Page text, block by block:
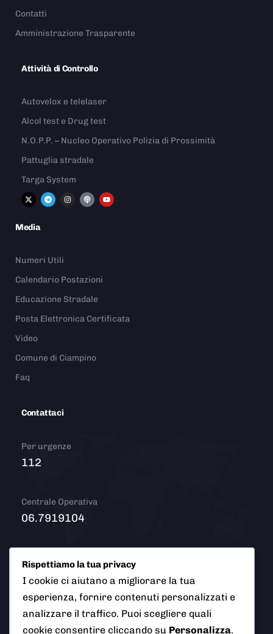
Contatti
Amministrazione Trasparente
Attività di Controllo
Autovelox e telelaser
Alcol test e Drug test
N.O.P.P. – Nucleo Operativo Polizia di Prossimità
Pattuglia stradale
Targa System
Media
Numeri Utili
Calendario Postazioni
Educazione Stradale
Posta Elettronica Certificata
Video
Comune di Ciampino
Faq
Contattaci
Per urgenze
112
Centrale Operativa
06.7919104
info@polizialocaleciampino.it
Rispettiamo la tua privacy
I cookie ci aiutano a migliorare la tua
esperienza, fornire contenuti personalizzati e
analizzare il traffico. Puoi scegliere quali
cookie consentire cliccando su Personalizza.